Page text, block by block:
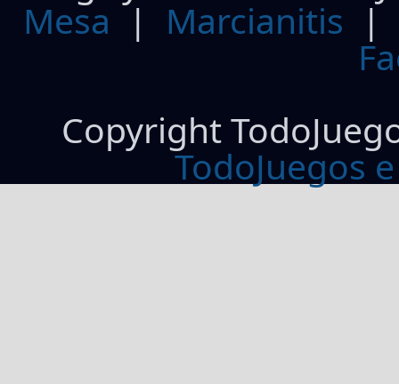
Mesa | Marcianitis |
Copyright
TodoJuegos